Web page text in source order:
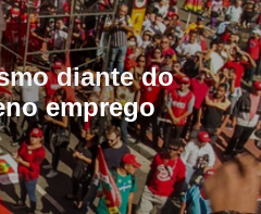
diante do
emprego